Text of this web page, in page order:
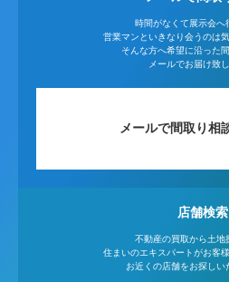
時間がなくて展示会へ
営業マンといきなり会うのは
そんな方へ希望に沿った
メールでお届け致し
メールで間取り相
店舗検索
不動産の買取から土地
住まいのエキスパートがお客
お近くの店舗をお探しい